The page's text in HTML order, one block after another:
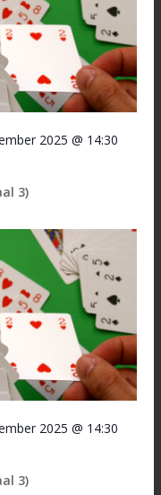
2025 @ 14:30
3)
2025 @ 14:30
3)